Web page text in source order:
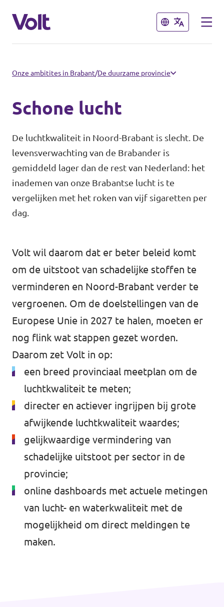
Sluiten
Brabantse politiek
Fractie Provincale Staten
Gemeenten
Breda
Den Bosch
Tilburg
Sluiten
Over Volt
Mensen
Nieuws
Steun Volt Brabant
Contact
Onze ambitites in Brabant/De duurzame provincie
Schone lucht
De luchtkwaliteit in Noord-Brabant is slecht. De
levensverwachting van de Brabander is
gemiddeld lager dan de rest van Nederland: het
inademen van onze Brabantse lucht is te
vergelijken met het roken van vijf sigaretten per
dag.
Volt wil daarom dat er beter beleid komt
om de uitstoot van schadelijke stoffen te
verminderen en Noord-Brabant verder te
vergroenen. Om de doelstellingen van de
Europese Unie in 2027 te halen, moeten er
nog flink wat stappen gezet worden.
Daarom zet Volt in op:
een breed provinciaal meetplan om de
luchtkwaliteit te meten;
directer en actiever ingrijpen bij grote
afwijkende luchtkwaliteit waardes;
gelijkwaardige vermindering van
schadelijke uitstoot per sector in de
provincie;
online dashboards met actuele metingen
van lucht- en waterkwaliteit met de
mogelijkheid om direct meldingen te
maken.